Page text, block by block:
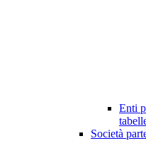
Enti
Società